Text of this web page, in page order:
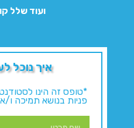
ועוד שלל
איך נוכל
*טופס זה הינו
פניות בנושא תמיכה ו/